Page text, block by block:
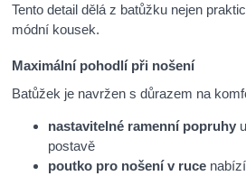
Tento detail dělá z batůžku nejen
módní kousek.
Maximální pohodlí při nošení
Batůžek je navržen s důrazem na
nastavitelné ramenní popruhy
postavě
poutko pro nošení v ruce